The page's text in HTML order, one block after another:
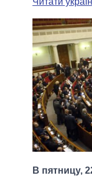
ВСЕ
В пятницу,